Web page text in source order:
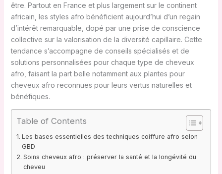
être. Partout en France et plus largement sur le continent
africain, les styles afro bénéficient aujourd’hui d’un regain
d’intérêt remarquable, dopé par une prise de conscience
collective sur la valorisation de la diversité capillaire. Cette
tendance s’accompagne de conseils spécialisés et de
solutions personnalisées pour chaque type de cheveux
afro, faisant la part belle notamment aux plantes pour
cheveux afro reconnues pour leurs vertus naturelles et
bénéfiques.
Table of Contents
Les bases essentielles des techniques coiffure afro selon
GBD
Soins cheveux afro : préserver la santé et la longévité du
cheveu